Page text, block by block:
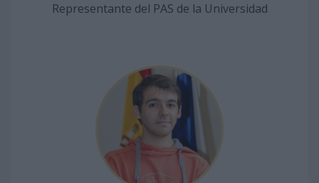
Representante del PAS de la Universidad